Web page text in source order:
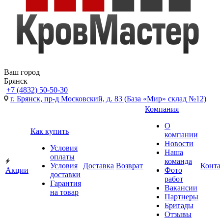
Ваш город
Брянск
+7 (4832) 50-50-30
г. Брянск, пр-д Московский, д. 83 (База «Мир» склад №12)
Акции
Как купить
Условия
оплаты
Условия
доставки
Гарантия
на товар
Доставка Возврат
Компания
О
компании
Новости
Наша
команда
Фото
работ
Вакансии
Партнеры
Бригады
Отзывы